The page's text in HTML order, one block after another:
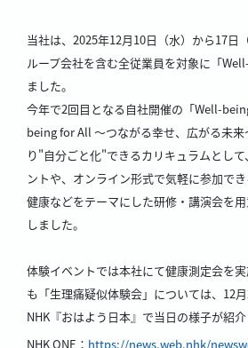
当社は、2025年12月10日（水）から17日
ループ会社を含む全従業員を対象に「
ました。
今年で2回目となる自社開催の「Well-
being for All ～つながる幸せ、広がる未来
り"自分ごと化"できるカリキュラムとし
ントや、オンライン形式で気軽に参加で
健康などをテーマにした研修・講演会を
しました。
体験イベントでは本社にて健康測定会を
も「生理痛疑似体験会」については、12
NHK『おはよう日本』で当日の様子が紹介
NHK ONE： https://news.web.nhk/